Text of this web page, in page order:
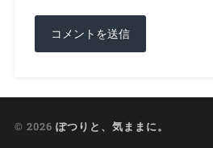
© 2026 ぽつりと、気ままに。